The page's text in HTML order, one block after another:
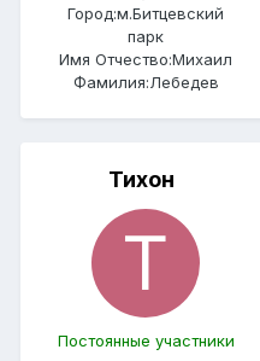
Город:м.Битцевский
парк
Имя Отчество:Михаил
Фамилия:Лебедев
Тихон
Постоянные участники